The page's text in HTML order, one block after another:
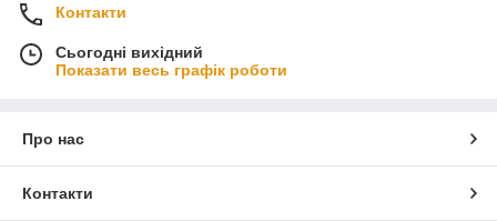
Контакти
Сьогодні вихідний
Показати весь графік роботи
Про нас
Контакти